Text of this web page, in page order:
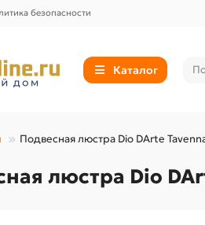
безопасности
Каталог
Подвесная люстра Dio DArte
люстра Dio